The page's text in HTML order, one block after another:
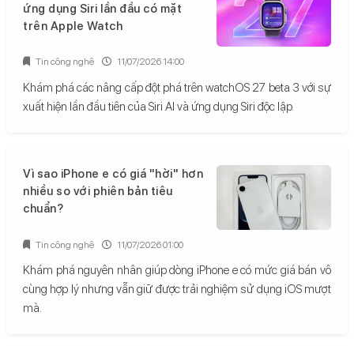
ứng dụng Siri lần đầu có mặt
trên Apple Watch
Khám phá các nâng cấp đột phá trên watchOS 27 beta 3 với sự
xuất hiện lần đầu tiên của Siri AI và ứng dụng Siri độc lập.
Tin công nghệ 11/07/2026 14:00
Vì sao iPhone e có giá "hời" hơn
nhiều so với phiên bản tiêu
chuẩn?
Khám phá nguyên nhân giúp dòng iPhone e có mức giá bán vô
cùng hợp lý nhưng vẫn giữ được trải nghiệm sử dụng iOS mượt
mà.
Tin công nghệ 11/07/2026 01:00